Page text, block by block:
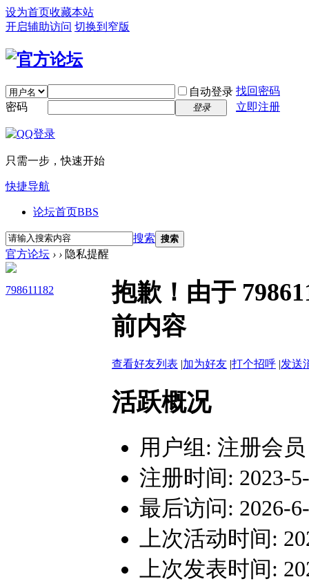
设为首页收藏本站
开启辅助访问 切换到窄版
自动登录 找回密码
密码
登录 立即注册
只需一步，快速开始
快捷导航
论坛首页BBS
搜索 搜索
官方论坛 › › 隐私提醒
798611182
抱歉！由于
前内容
查看好友列表 |加为好友 |打个招呼 |发送
活跃概况
用户组: 注册会员
注册时间: 2023-
最后访问: 2026-
上次活动时间:
上次发表时间: